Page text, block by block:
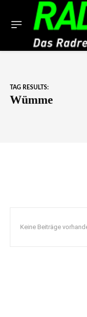
TAG RESULTS:
Wümme
Keine Beiträge